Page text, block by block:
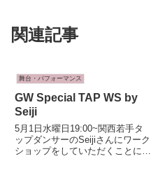
関連記事
舞台・パフォーマンス
GW Special TAP WS by
Seiji
5月1日水曜日19:00~関西若手タ
ップダンサーのSeijiさんにワーク
ショップをしていただくことにな